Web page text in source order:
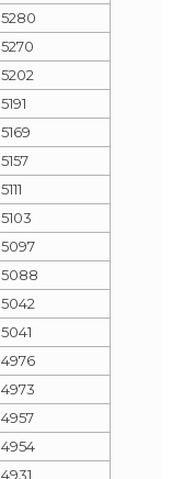
5280
5270
5202
5191
5169
5157
5111
5103
5097
5088
5042
5041
4976
4973
4957
4954
4931